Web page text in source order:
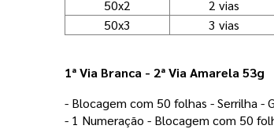
50x2
2 vias
50x3
3 vias
1ª Via Branca - 2ª Via Amarela 53g
- Blocagem com 50 folhas - Serrilha -
- 1 Numeração - Blocagem com 50